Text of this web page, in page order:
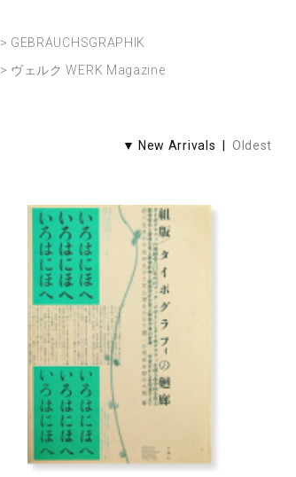
> GEBRAUCHSGRAPHIK
> ヴェルク WERK Magazine
▼ New Arrivals | Oldest